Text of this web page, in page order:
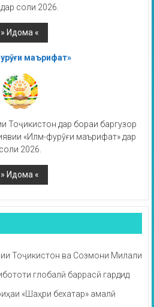
соли 2026.
маърифат»
Тоҷикистон дар бораи баргузор
«Илм-фурӯғи маърифат» дар
соли 2026.
Тоҷикистон ва Созмони Милали
глобалӣ баррасӣ гардид
«Шаҳри бехатар» амалӣ